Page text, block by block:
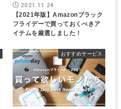
2021.11.24
【2021年版】Amazonブラック
フライデーで買っておくべきア
イテムを厳選しました！
おすすめサービス